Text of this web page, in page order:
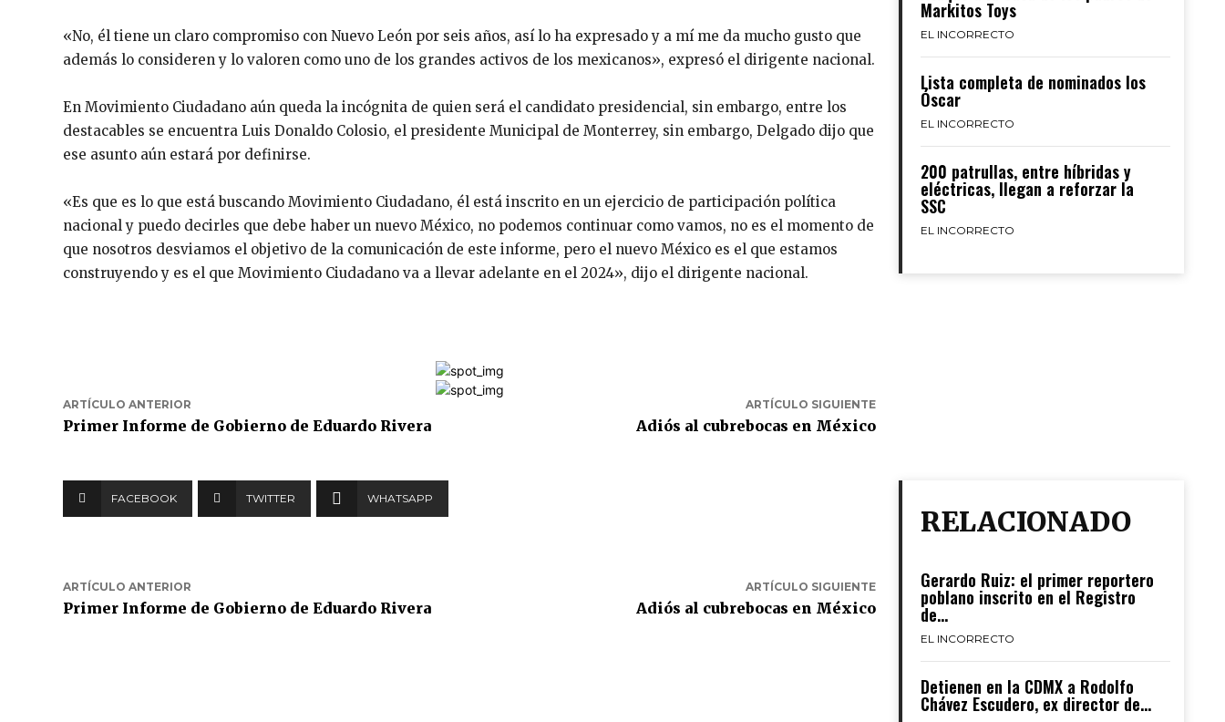
«No, él tiene un claro compromiso con Nuevo León por seis años, así lo ha expresado y a mí me da mucho gusto que
además lo consideren y lo valoren como uno de los grandes activos de los mexicanos», expresó el dirigente nacional.
En Movimiento Ciudadano aún queda la incógnita de quien será el candidato presidencial, sin embargo, entre los
destacables se encuentra Luis Donaldo Colosio, el presidente Municipal de Monterrey, sin embargo, Delgado dijo que
ese asunto aún estará por definirse.
«Es que es lo que está buscando Movimiento Ciudadano, él está inscrito en un ejercicio de participación política
nacional y puedo decirles que debe haber un nuevo México, no podemos continuar como vamos, no es el momento de
que nosotros desviamos el objetivo de la comunicación de este informe, pero el nuevo México es el que estamos
construyendo y es el que Movimiento Ciudadano va a llevar adelante en el 2024», dijo el dirigente nacional.
ARTÍCULO ANTERIOR
Primer Informe de Gobierno de Eduardo Rivera
ARTÍCULO SIGUIENTE
Adiós al cubrebocas en México
Markitos Toys
EL INCORRECTO
Lista completa de nominados los
Óscar
EL INCORRECTO
200 patrullas, entre híbridas y
eléctricas, llegan a reforzar la
SSC
EL INCORRECTO
FACEBOOK TWITTER WHATSAPP
ARTÍCULO ANTERIOR
Primer Informe de Gobierno de Eduardo Rivera
ARTÍCULO SIGUIENTE
Adiós al cubrebocas en México
RELACIONADO
Gerardo Ruiz: el primer reportero
poblano inscrito en el Registro
de...
EL INCORRECTO
Detienen en la CDMX a Rodolfo
Chávez Escudero, ex director de...